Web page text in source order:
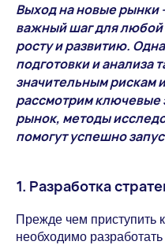
Выход на новые рынки
важный шаг для
росту и развитию.
подготовки и анализа
значительным рискам
рассмотрим ключевые
рынок, методы
помогут успешно
1. Разработка
Прежде чем приступить
необходимо